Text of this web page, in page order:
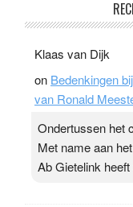
topsporters. Ze
verlagen terwijl ze
Daarop heeft zo’n
zijn. Door…Lees
topspsort › [...]
Klaas van Dijk
on Bedenkingen
van Ronald
Ondertussen het
Met name aan
Ab Gietelink